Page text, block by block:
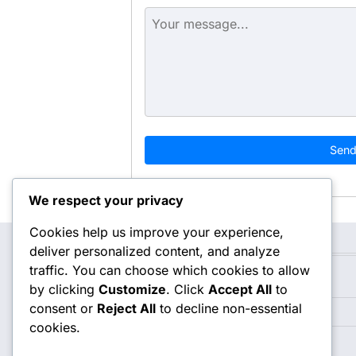
Categories
Köpek Cinslerinin Bakım Süreçleri
Köpek Cinslerinin Özellikleri ve Davranışları
We respect your privacy
Cookies help us improve your experience,
deliver personalized content, and analyze
traffic. You can choose which cookies to allow
by clicking Customize. Click Accept All to
consent or Reject All to decline non-essential
cookies.